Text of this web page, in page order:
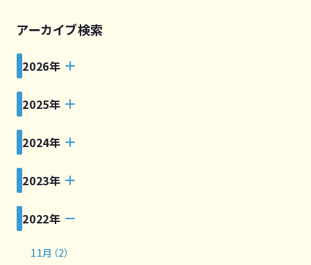
アーカイブ検索
2026年
2025年
2024年
2023年
2022年
11月（2）